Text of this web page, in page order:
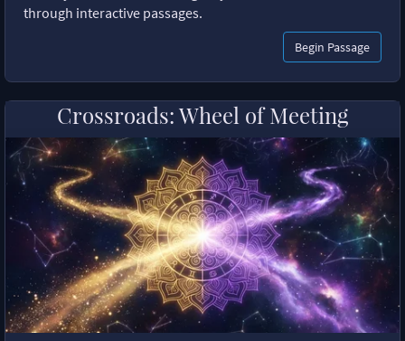
through interactive passages.
Begin Passage
Crossroads: Wheel of Meeting